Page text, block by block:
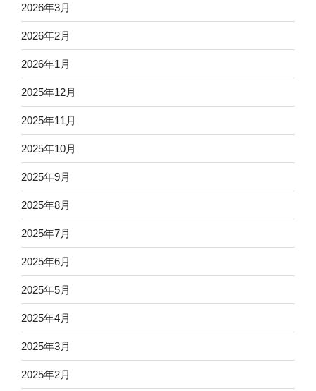
2026年3月
2026年2月
2026年1月
2025年12月
2025年11月
2025年10月
2025年9月
2025年8月
2025年7月
2025年6月
2025年5月
2025年4月
2025年3月
2025年2月